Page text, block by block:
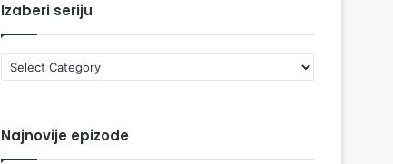
Izaberi seriju
Izaberi
seriju
Najnovije epizode